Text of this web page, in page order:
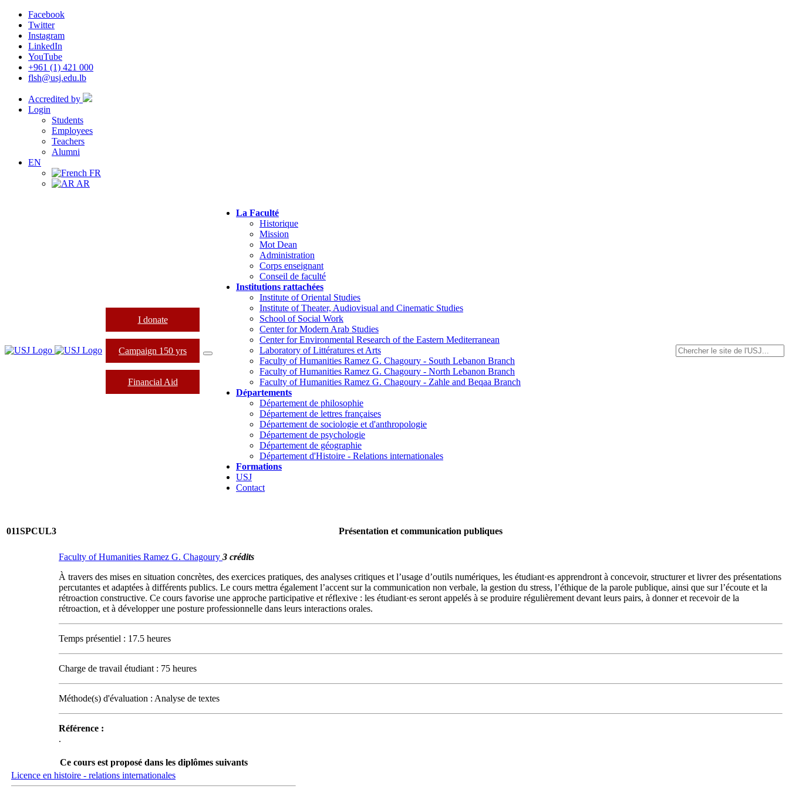
Facebook
Twitter
Instagram
LinkedIn
YouTube
+961 (1) 421 000
flsh@usj.edu.lb
Accredited by
Login
Students
Employees
Teachers
Alumni
EN
FR
AR
I donate
Campaign 150 yrs
Financial Aid
La Faculté
Historique
Mission
Mot Dean
Administration
Corps enseignant
Conseil de faculté
Institutions rattachées
Institute of Oriental Studies
Institute of Theater, Audiovisual and Cinematic Studies
School of Social Work
Center for Modern Arab Studies
Center for Environmental Research of the Eastern Mediterranean
Laboratory of Littératures et Arts
Faculty of Humanities Ramez G. Chagoury - South Lebanon Branch
Faculty of Humanities Ramez G. Chagoury - North Lebanon Branch
Faculty of Humanities Ramez G. Chagoury - Zahle and Beqaa Branch
Départements
Département de philosophie
Département de lettres françaises
Département de sociologie et d'anthropologie
Département de psychologie
Département de géographie
Département d'Histoire - Relations internationales
Formations
USJ
Contact
011SPCUL3 Présentation et communication publiques
Faculty of Humanities Ramez G. Chagoury 3 crédits
À travers des mises en situation concrètes, des exercices pratiques, des analyses critiques et l’usage d’outils numériques, les étudiant·es apprendront à concevoir, structurer et livrer des présentations
percutantes et adaptées à différents publics. Le cours mettra également l’accent sur la communication non verbale, la gestion du stress, l’éthique de la parole publique, ainsi que sur l’écoute et la
rétroaction constructive. Ce cours favorise une approche participative et réflexive : les étudiant·es seront appelés à se produire régulièrement devant leurs pairs, à donner et recevoir de la
rétroaction, et à développer une posture professionnelle dans leurs interactions orales.
Temps présentiel : 17.5 heures
Charge de travail étudiant : 75 heures
Méthode(s) d'évaluation : Analyse de textes
Référence :
.
Ce cours est proposé dans les diplômes suivants
Licence en histoire - relations internationales